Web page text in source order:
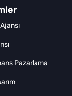
Pazarlama